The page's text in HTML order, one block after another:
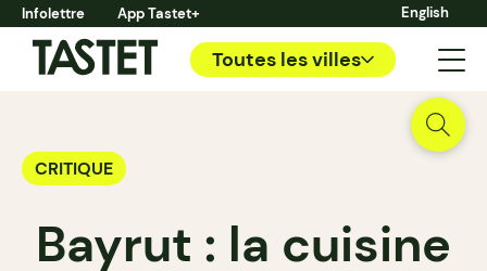
Infolettre App Tastet+ English
Toutes les villes
CRITIQUE
Bayrut : la cuisine